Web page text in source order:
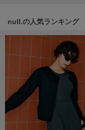
Henon.
へノン
HUNTER
ハンター
null.の人気ランキング